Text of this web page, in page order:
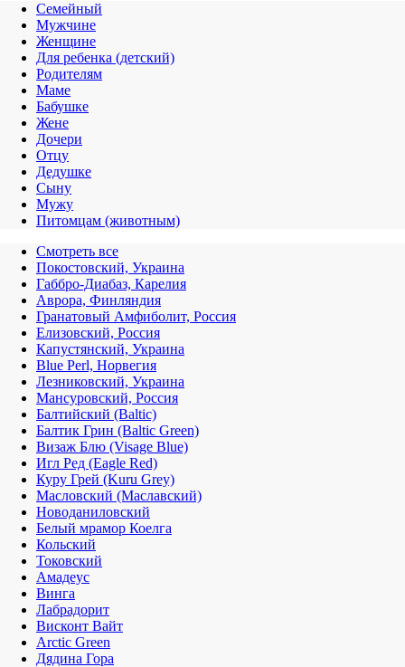
Семейный
Мужчине
Женщине
Для ребенка (детский)
Родителям
Маме
Бабушке
Жене
Дочери
Отцу
Дедушке
Сыну
Мужу
Питомцам (животным)
Смотреть все
Покостовский, Украина
Габбро-Диабаз, Карелия
Аврора, Финляндия
Гранатовый Амфиболит, Россия
Елизовский, Россия
Капустянский, Украина
Blue Perl, Норвегия
Лезниковский, Украина
Мансуровский, Россия
Балтийский (Baltic)
Балтик Грин (Baltic Green)
Визаж Блю (Visage Blue)
Игл Ред (Eagle Red)
Куру Грей (Kuru Grey)
Масловский (Маславский)
Новоданиловский
Белый мрамор Коелга
Кольский
Токовский
Амадеус
Винга
Лабрадорит
Висконт Вайт
Аrctic Green
Дядина Гора